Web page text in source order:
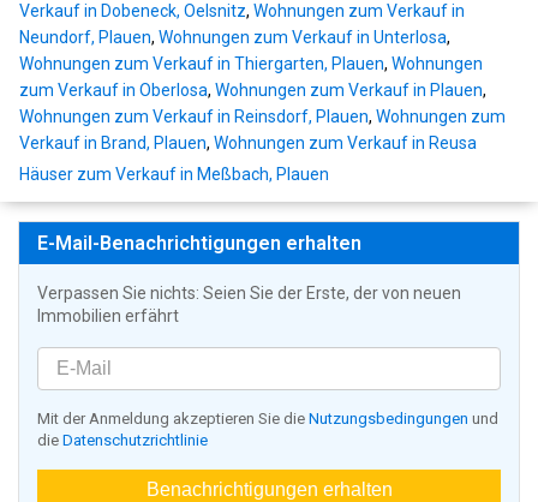
Verkauf in Dobeneck, Oelsnitz, Wohnungen zum Verkauf in
Neundorf, Plauen, Wohnungen zum Verkauf in Unterlosa,
Wohnungen zum Verkauf in Thiergarten, Plauen, Wohnungen
zum Verkauf in Oberlosa, Wohnungen zum Verkauf in Plauen,
Wohnungen zum Verkauf in Reinsdorf, Plauen, Wohnungen zum
Verkauf in Brand, Plauen, Wohnungen zum Verkauf in Reusa
Häuser zum Verkauf in Meßbach, Plauen
E-Mail-Benachrichtigungen erhalten
Verpassen Sie nichts: Seien Sie der Erste, der von neuen
Immobilien erfährt
Mit der Anmeldung akzeptieren Sie die Nutzungsbedingungen und
die Datenschutzrichtlinie
Benachrichtigungen erhalten